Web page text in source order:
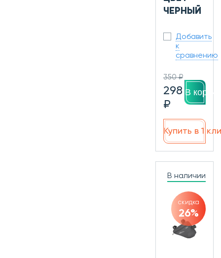
ЧЕРНЫЙ
Добавить
к
сравнению
350 ₽
298
₽
В
Купить в 1
В наличии
скидка
26%